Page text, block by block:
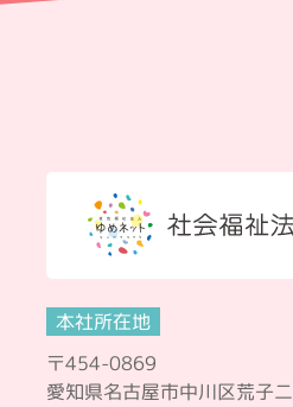
本社所在地
〒454-0869
愛知県名古屋市中川区荒子